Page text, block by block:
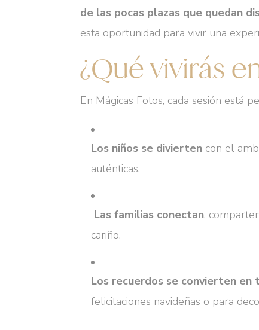
de las pocas plazas que quedan
esta oportunidad para vivir una
¿Qué vivirás
En Mágicas Fotos, cada sesión está
Los niños se divierten con el
auténticas.
Las familias conectan,
cariño.
Los recuerdos se convierten en
felicitaciones navideñas o para